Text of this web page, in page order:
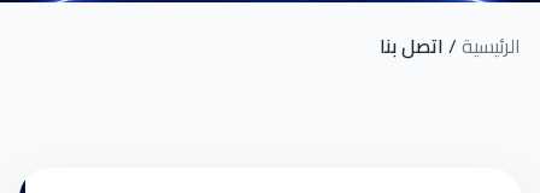
الرئيسية/اتصل بنا